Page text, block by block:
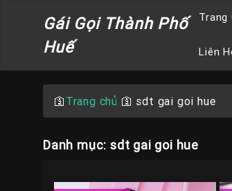
Gái Gọi Thành Phố
Huế
Trang
Liên
🛐 Trang chủ 🛐 sdt gai goi hue
Danh mục: sdt gai goi hue